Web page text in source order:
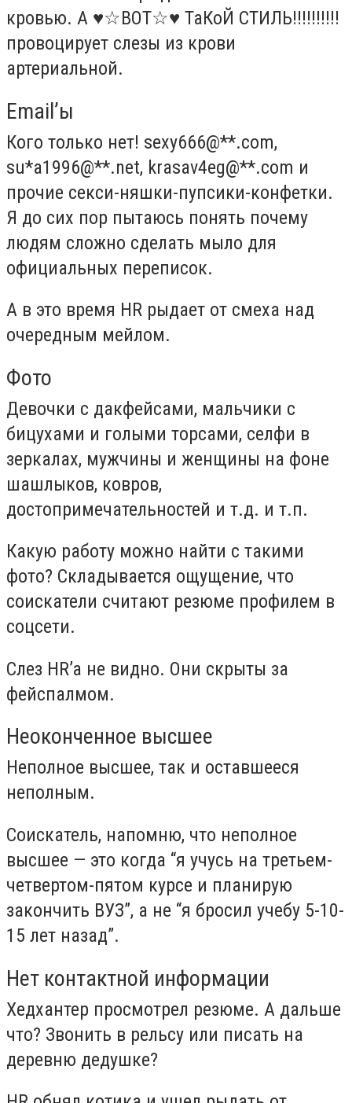
кровью. А ♥☆ВОТ☆♥ ТаКоЙ СТИЛЬ!!!!!!!!!!
провоцирует слезы из крови
артериальной.
Email’ы
Кого только нет! sexy666@**.com,
su*a1996@**.net, krasav4eg@**.com и
прочие секси-няшки-пупсики-конфетки.
Я до сих пор пытаюсь понять почему
людям сложно сделать мыло для
официальных переписок.
А в это время HR рыдает от смеха над
очередным мейлом.
Фото
Девочки с дакфейсами, мальчики с
бицухами и голыми торсами, селфи в
зеркалах, мужчины и женщины на фоне
шашлыков, ковров,
достопримечательностей и т.д. и т.п.
Какую работу можно найти с такими
фото? Складывается ощущение, что
соискатели считают резюме профилем в
соцсети.
Слез HR’a не видно. Они скрыты за
фейспалмом.
Неоконченное высшее
Неполное высшее, так и оставшееся
неполным.
Соискатель, напомню, что неполное
высшее — это когда “я учусь на третьем-
четвертом-пятом курсе и планирую
закончить ВУЗ”, а не “я бросил учебу 5-10-
15 лет назад”.
Нет контактной информации
Хедхантер просмотрел резюме. А дальше
что? Звонить в рельсу или писать на
деревню дедушке?